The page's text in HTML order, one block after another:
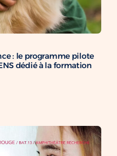
: le programme pilote
dédié à la formation